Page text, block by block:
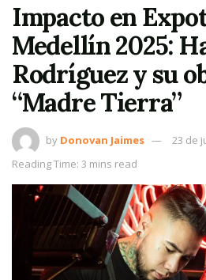
Impacto en
Medellín 2025:
Rodríguez y su
“Madre Tierra”
by Donovan Jaimes
23 de
Reading Time: 3 mins read